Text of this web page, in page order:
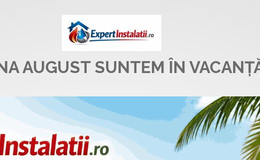
AUGUST SUNTEM ÎN